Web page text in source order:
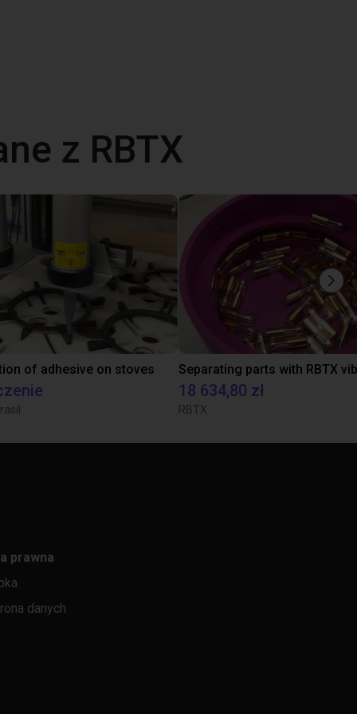
z RBTX
of adhesive on stoves
18 634,80 zł
RBTX
prawna
danych